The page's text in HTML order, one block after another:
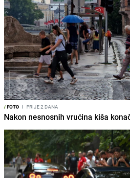
/FOTO I PRIJE 2 DANA
Nakon nesnosnih vrućina kiša